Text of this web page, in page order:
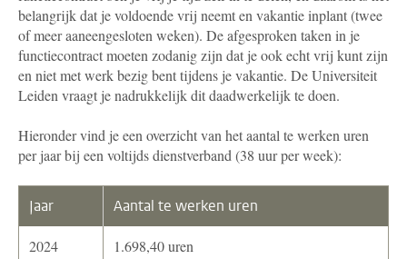
belangrijk dat je voldoende vrij neemt en vakantie inplant (twee
of meer aaneengesloten weken). De afgesproken taken in je
functiecontract moeten zodanig zijn dat je ook echt vrij kunt zijn
en niet met werk bezig bent tijdens je vakantie. De Universiteit
Leiden vraagt je nadrukkelijk dit daadwerkelijk te doen.
Hieronder vind je een overzicht van het aantal te werken uren
per jaar bij een voltijds dienstverband (38 uur per week):
Jaar Aantal te werken uren
2024 1.698,40 uren